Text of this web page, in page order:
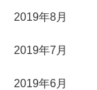
2019年8月
2019年7月
2019年6月